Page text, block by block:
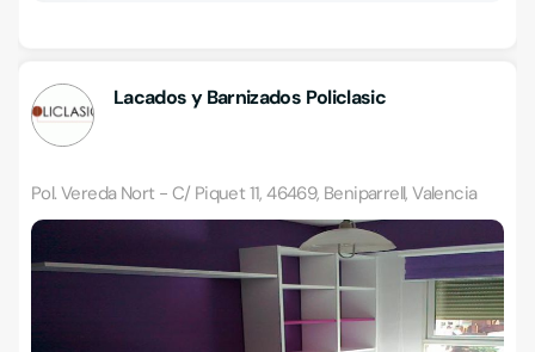
Lacados y Barnizados Policlasic
Pol. Vereda Nort - C/ Piquet 11, 46469, Beniparrell, Valencia